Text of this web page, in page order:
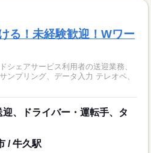
る！未経験歓迎！Wワー
シェアサービス利用者の送迎業務、
ンプリング、データ入力 テレオペ、
、ドライバー・運転手、タ
/ 牛久駅